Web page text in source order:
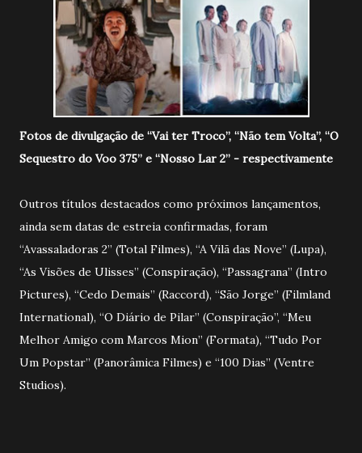
Fotos de divulgação de “Vai ter Troco”, “Não tem Volta”, “O
Sequestro do Voo 375” e “Nosso Lar 2” - respectivamente
Outros títulos destacados como próximos lançamentos,
ainda sem datas de estreia confirmadas, foram
“Avassaladoras 2” (Total Filmes), “A Vilã das Nove” (Lupa),
“As Visões de Ulisses” (Conspiração), “Passagrana” (Intro
Pictures), “Cedo Demais” (Raccord), “São Jorge” (Filmland
International), “O Diário de Pilar” (Conspiração”, “Meu
Melhor Amigo com Marcos Mion” (Formata), “Tudo Por
Um Popstar” (Panorâmica Filmes) e “100 Dias” (Ventre
Studios).